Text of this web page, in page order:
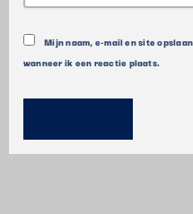
Mijn naam, e-mail en site
wanneer ik een reactie plaats.